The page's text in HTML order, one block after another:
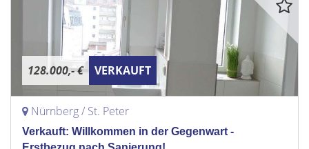
128.000,- € VERKAUFT
Nürnberg / St. Peter
Verkauft: Willkommen in der Gegenwart -